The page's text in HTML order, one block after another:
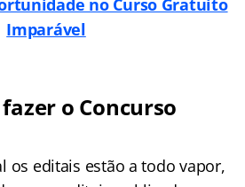
no Curso Gratuito
Imparável
o Concurso
os editais estão a todo vapor,